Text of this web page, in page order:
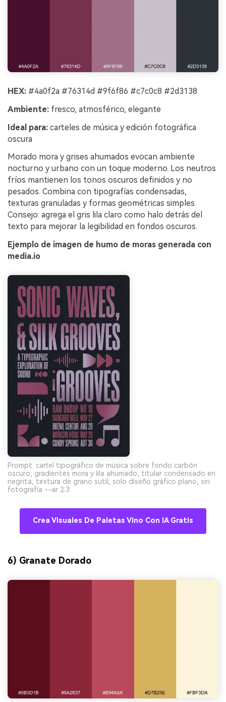
HEX: #4a0f2a #76314d #9f6f86 #c7c0c8 #2d3138
Ambiente: fresco, atmosférico, elegante
Ideal para: carteles de música y edición fotográfica
oscura
Morado mora y grises ahumados evocan ambiente
nocturno y urbano con un toque moderno. Los neutros
fríos mantienen los tonos oscuros definidos y no
pesados. Combina con tipografías condensadas,
texturas granuladas y formas geométricas simples.
Consejo: agrega el gris lila claro como halo detrás del
texto para mejorar la legibilidad en fondos oscuros.
Ejemplo de imagen de humo de moras generada con
media.io
Prompt: cartel tipográfico de música sobre fondo carbón
oscuro, gradientes mora y lila ahumado, titular condensado en
negrita, textura de grano sutil, solo diseño gráfico plano, sin
fotografía --ar 2:3
Crea Visuales De Paletas Vino Con IA Gratis
6) Granate Dorado